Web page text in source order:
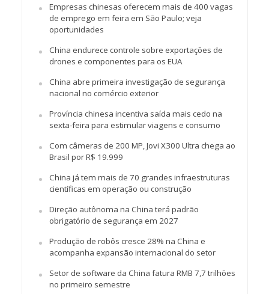
Empresas chinesas oferecem mais de 400 vagas
de emprego em feira em São Paulo; veja
oportunidades
China endurece controle sobre exportações de
drones e componentes para os EUA
China abre primeira investigação de segurança
nacional no comércio exterior
Província chinesa incentiva saída mais cedo na
sexta-feira para estimular viagens e consumo
Com câmeras de 200 MP, Jovi X300 Ultra chega ao
Brasil por R$ 19.999
China já tem mais de 70 grandes infraestruturas
científicas em operação ou construção
Direção autônoma na China terá padrão
obrigatório de segurança em 2027
Produção de robôs cresce 28% na China e
acompanha expansão internacional do setor
Setor de software da China fatura RMB 7,7 trilhões
no primeiro semestre